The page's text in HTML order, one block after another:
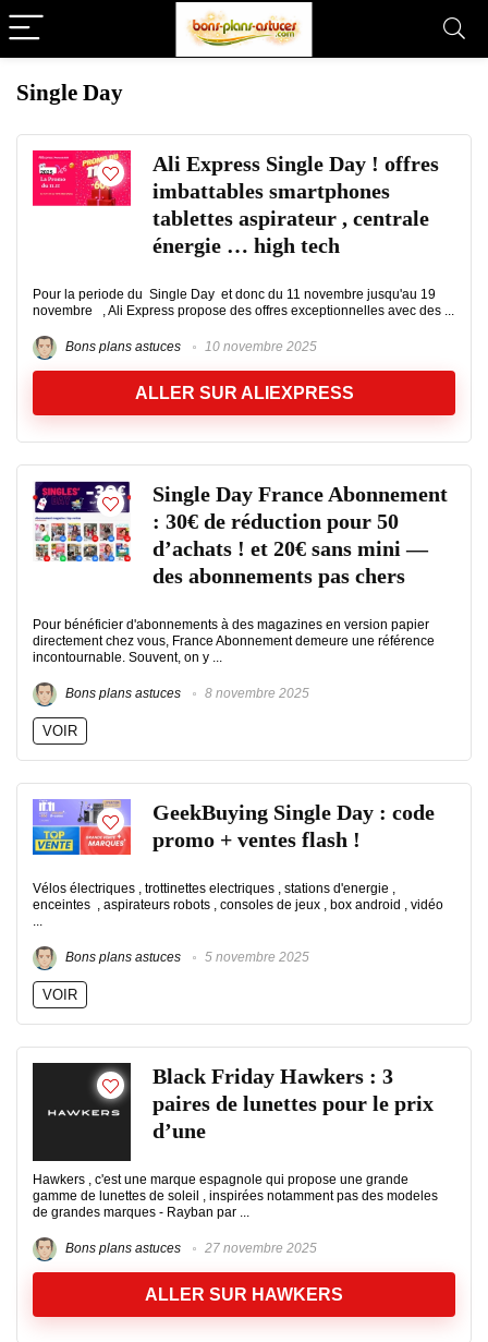
Single Day
Ali Express Single Day ! offres
imbattables smartphones
tablettes aspirateur , centrale
énergie … high tech
Pour la periode du Single Day et donc du 11 novembre jusqu'au 19
novembre , Ali Express propose des offres exceptionnelles avec des ...
Bons plans astuces 10 novembre 2025
ALLER SUR ALIEXPRESS
Single Day France Abonnement
: 30€ de réduction pour 50
d’achats ! et 20€ sans mini —
des abonnements pas chers
Pour bénéficier d'abonnements à des magazines en version papier
directement chez vous, France Abonnement demeure une référence
incontournable. Souvent, on y ...
Bons plans astuces 8 novembre 2025
VOIR
GeekBuying Single Day : code
promo + ventes flash !
Vélos électriques , trottinettes electriques , stations d'energie ,
enceintes , aspirateurs robots , consoles de jeux , box android , vidéo
...
Bons plans astuces 5 novembre 2025
VOIR
Black Friday Hawkers : 3
paires de lunettes pour le prix
d’une
Hawkers , c'est une marque espagnole qui propose une grande
gamme de lunettes de soleil , inspirées notamment pas des modeles
de grandes marques - Rayban par ...
Bons plans astuces 27 novembre 2025
ALLER SUR HAWKERS